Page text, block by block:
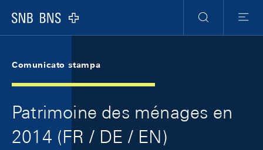
Logo
Ricerca
Menu
Comunicato stampa
Patrimoine des ménages en
2014 (FR / DE / EN)